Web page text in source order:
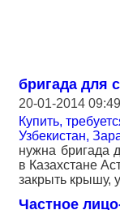
бригада для
20-01-2014 09:49
Купить,
Узбекистан,
нужна бригада
в Казахстане
закрыть крышу,
Частное